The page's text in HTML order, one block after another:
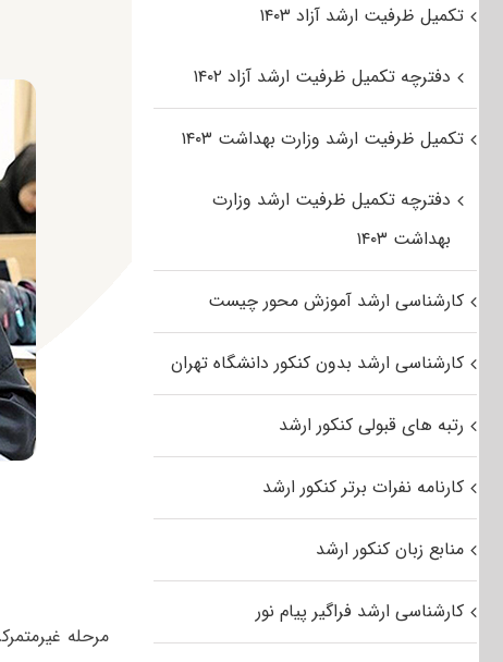
تکمیل ظرفیت ارشد آزاد ۱۴۰۳
دفترچه تکمیل ظرفیت ارشد آزاد ۱۴۰۲
تکمیل ظرفیت ارشد وزارت بهداشت ۱۴۰۳
دفترچه تکمیل ظرفیت ارشد وزارت
بهداشت ۱۴۰۳
کارشناسی ارشد آموزش محور چیست
کارشناسی ارشد بدون کنکور دانشگاه تهران
رتبه های قبولی کنکور ارشد
کارنامه نفرات برتر کنکور ارشد
منابع زبان کنکور ارشد
کارشناسی ارشد فراگیر پیام نور